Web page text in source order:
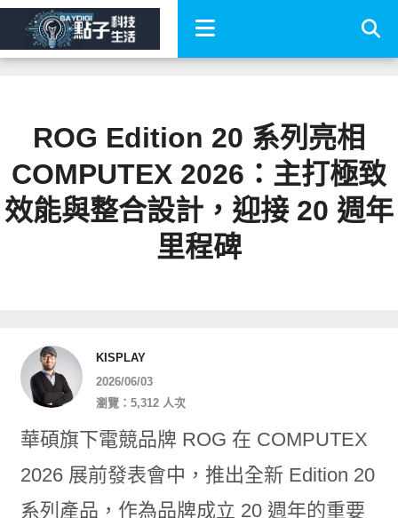
ROG Edition 20 系列亮相
COMPUTEX 2026：主打極致
效能與整合設計，迎接 20 週年
里程碑
KISPLAY
2026/06/03
瀏覽：5,312 人次
華碩旗下電競品牌 ROG 在 COMPUTEX
2026 展前發表會中，推出全新 Edition 20
系列產品，作為品牌成立 20 週年的重要